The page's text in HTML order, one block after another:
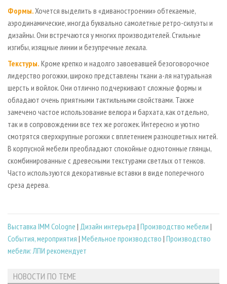
Формы.Хочется выделить в «диваностроении» обтекаемые,
аэродинамические, иногда буквально самолетные ретро-силуэты и
дизайны. Они встречаются у многих производителей. Стильные
изгибы, изящные линии и безупречные лекала.
Текстуры. Кроме крепко и надолго завоевавшей безоговорочное
лидерство рогожки, широко представлены ткани а-ля натуральная
шерсть и войлок. Они отлично подчеркивают сложные формы и
обладают очень приятными тактильными свойствами. Также
замечено частое использование велюра и бархата, как отдельно,
так и в сопровождении все тех же рогожек. Интересно и уютно
смотрятся сверхкрупные рогожки с вплетением разноцветных нитей.
В корпусной мебели преобладают спокойные однотонные глянцы,
скомбинированные с древесными текстурами светлых оттенков.
Часто используются декоративные вставки в виде поперечного
среза дерева.
Выставка IMM Cologne | Дизайн интерьера | Производство мебели |
События, мероприятия | Мебельное производство | Производство
мебели: ЛПИ рекомендует
НОВОСТИ ПО ТЕМЕ